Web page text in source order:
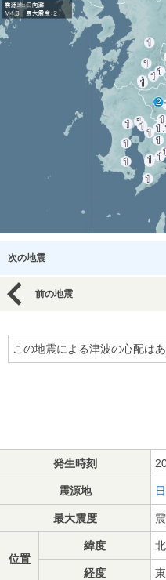
次の地震
前の地震
この地震による津波の心配はあ
発生時刻
震源地
最大震度
位置
緯度
経度